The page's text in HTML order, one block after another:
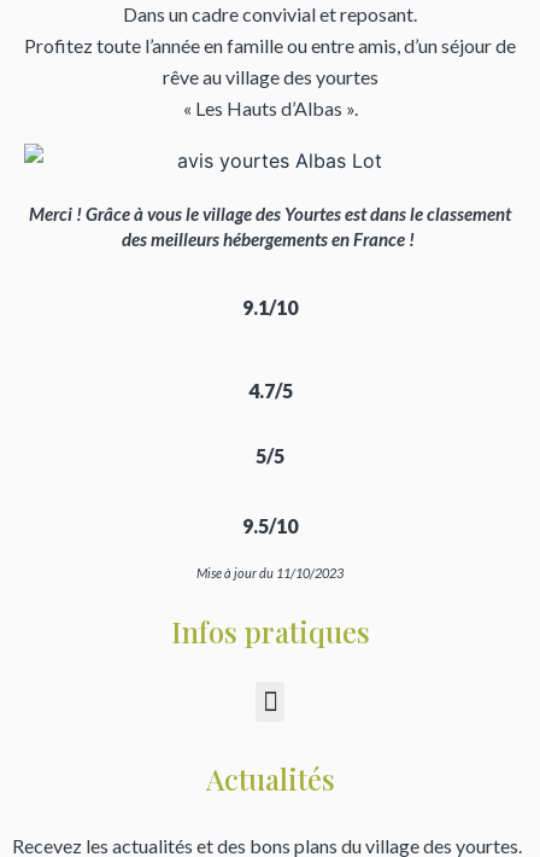
Dans un cadre convivial et reposant.
Profitez toute l’année en famille ou entre amis, d’un séjour de
rêve au village des yourtes
« Les Hauts d’Albas ».
Merci ! Grâce à vous le village des Yourtes est dans le classement
des meilleurs hébergements en France !
9.1/10
4.7/5
5/5
9.5/10
Mise à jour du 11/10/2023
Infos pratiques
Actualités
Recevez les actualités et des bons plans du village des yourtes.